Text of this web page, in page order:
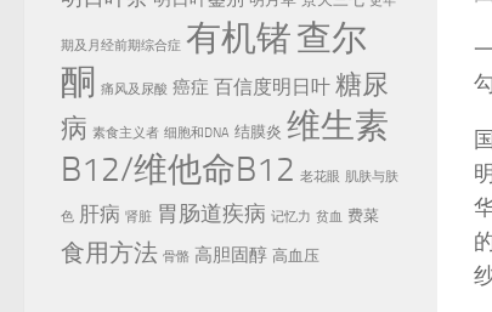
期及月经前期综合症 有机锗查尔
酮 痛风及尿酸 癌症 百信度明日叶 糖尿
病 素食主义者 细胞和DNA 结膜炎 维生素
B12/维他命B12 老花眼 肌肤与肤
色 肝病 肾脏 胃肠道疾病 记忆力 贫血 费菜
食用方法 骨骼 高胆固醇 高血压